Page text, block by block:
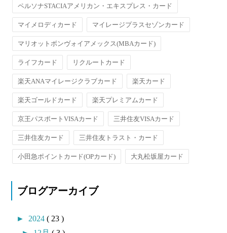
ペルソナSTACIAアメリカン・エキスプレス・カード
マイメロディカード マイレージプラスセゾンカード
マリオットボンヴォイアメックス(MBAカード)
ライフカード リクルートカード
楽天ANAマイレージクラブカード 楽天カード
楽天ゴールドカード 楽天プレミアムカード
京王パスポートVISAカード 三井住友VISAカード
三井住友カード 三井住友トラスト・カード
小田急ポイントカード(OPカード) 大丸松坂屋カード
ブログアーカイブ
► 2024( 23 )